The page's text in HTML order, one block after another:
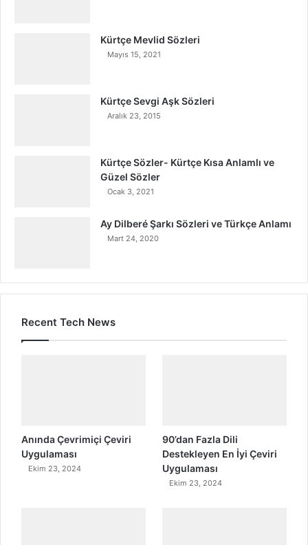
Kürtçe Mevlid Sözleri
Mayıs 15, 2021
Kürtçe Sevgi Aşk Sözleri
Aralık 23, 2015
Kürtçe Sözler- Kürtçe Kısa Anlamlı ve
Güzel Sözler
Ocak 3, 2021
Ay Dilberé Şarkı Sözleri ve Türkçe Anlamı
Mart 24, 2020
Recent Tech News
Anında Çevrimiçi Çeviri
Uygulaması
Ekim 23, 2024
90’dan Fazla Dili
Destekleyen En İyi Çeviri
Uygulaması
Ekim 23, 2024